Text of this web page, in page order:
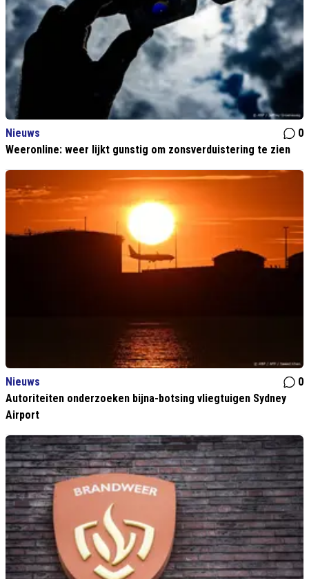
Nieuws
0
Weeronline: weer lijkt gunstig om zonsverduistering te zien
Nieuws
0
Autoriteiten onderzoeken bijna-botsing vliegtuigen Sydney
Airport